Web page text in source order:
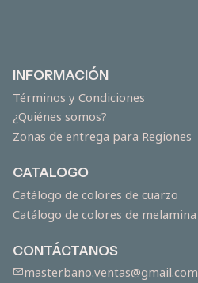
INFORMACIÓN
Términos y Condiciones
¿Quiénes somos?
Zonas de entrega para Regiones
CATALOGO
Catálogo de colores de cuarzo
Catálogo de colores de melamina
CONTÁCTANOS
masterbano.ventas@gmail.com